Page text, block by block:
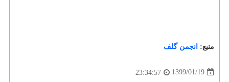
منبع: انجمن گلف
1399/01/19
23:34:57